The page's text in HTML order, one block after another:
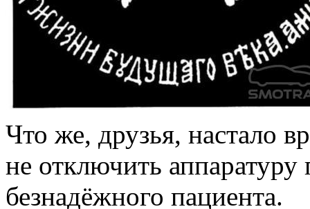
Что же, друзья, настало
не отключить
безнадёжного пациента.